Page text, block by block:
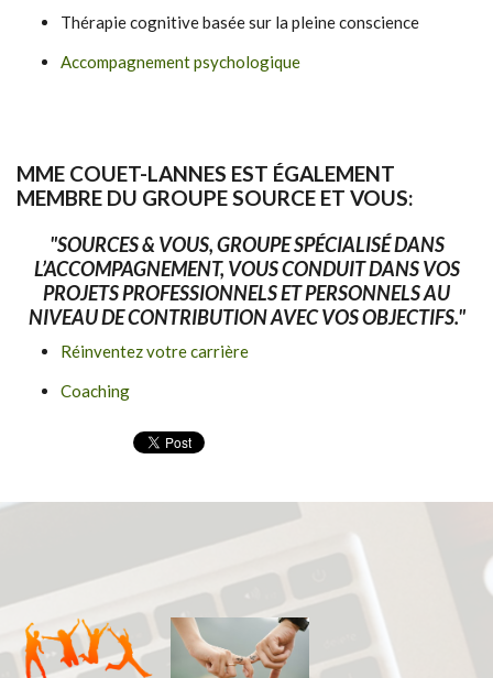
Thérapie cognitive basée sur la pleine conscience
Accompagnement psychologique
MME COUET-LANNES EST ÉGALEMENT
MEMBRE DU GROUPESOURCE ET VOUS:
"SOURCES & VOUS, GROUPE SPÉCIALISÉ DANS
L’ACCOMPAGNEMENT, VOUS CONDUIT DANS VOS
PROJETS PROFESSIONNELS ET PERSONNELS AU
NIVEAU DE CONTRIBUTION AVEC VOS OBJECTIFS."
Réinventez votre carrière
Coaching